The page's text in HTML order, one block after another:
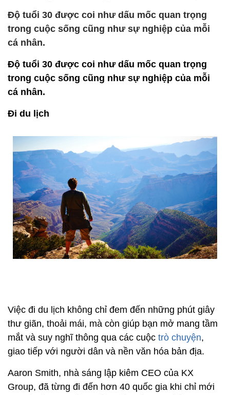
Độ tuổi 30 được coi như dấu mốc quan trọng
trong cuộc sống cũng như sự nghiệp của mỗi
cá nhân.
Độ tuổi 30 được coi như dấu mốc quan trọng
trong cuộc sống cũng như sự nghiệp của mỗi
cá nhân.
Đi du lịch
Việc đi du lịch không chỉ đem đến những phút giây
thư giãn, thoải mái, mà còn giúp bạn mở mang tầm
mắt và suy nghĩ thông qua các cuộc trò chuyện,
giao tiếp với người dân và nền văn hóa bản địa.
Aaron Smith, nhà sáng lập kiêm CEO của KX
Group, đã từng đi đến hơn 40 quốc gia khi chỉ mới